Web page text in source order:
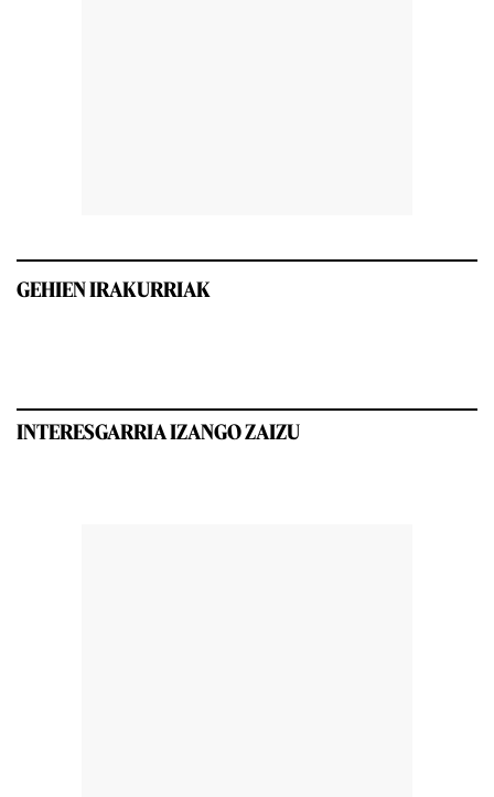
GEHIEN IRAKURRIAK
INTERESGARRIA IZANGO ZAIZU